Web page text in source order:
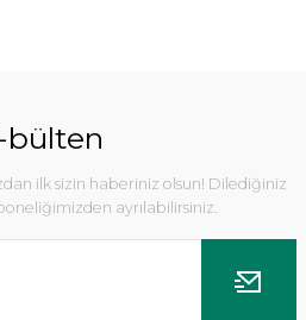
bülten
ilk sizin haberiniz olsun! Dilediğiniz
ayrılabilirsiniz.